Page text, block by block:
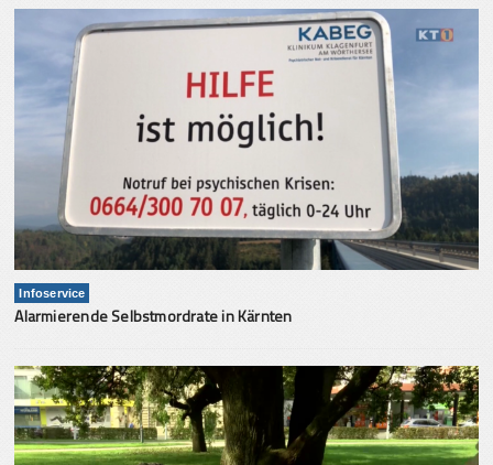
Infoservice
Alarmierende Selbstmordrate in Kärnten